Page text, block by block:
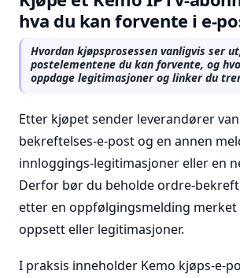
hva du kan forvente i e-
Hvordan kjøpsprosessen vanligvis ser
postelementene du kan forvente, og
oppdage legitimasjoner og linker du
Etter kjøpet sender leverandører
bekreftelses-e-post og en annen
innloggings-legitimasjoner eller en
Derfor bør du beholde ordre-
etter en oppfølgingsmelding merket
oppsett eller legitimasjoner.
I praksis inneholder Kemo kjøps-e-